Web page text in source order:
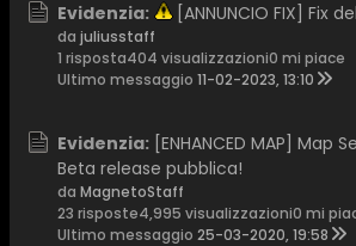
Evidenzia: [ANNUNCIO FIX] Fix
da juliusstaff
1 risposta404 visualizzazioni0 mi piace
Ultimo messaggio 11-02-2023, 13:10
Evidenzia: [ENHANCED MAP] Map
Beta release pubblica!
da MagnetoStaff
23 risposte4,995 visualizzazioni0 mi
Ultimo messaggio 25-03-2020, 19:58